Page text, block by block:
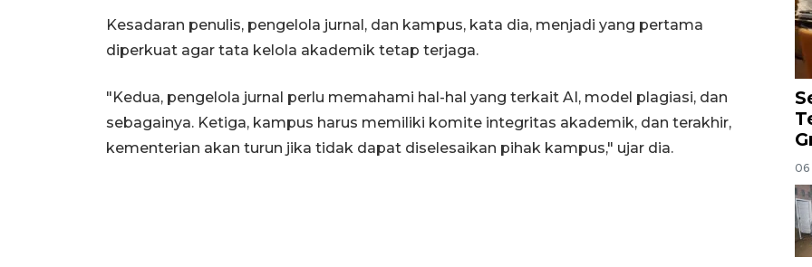
Kesadaran penulis, pengelola jurnal, dan kampus, kata dia, menjadi yang pertama
diperkuat agar tata kelola akademik tetap terjaga.
"Kedua, pengelola jurnal perlu memahami hal-hal yang terkait AI, model plagiasi, dan
sebagainya. Ketiga, kampus harus memiliki komite integritas akademik, dan terakhir,
kementerian akan turun jika tidak dapat diselesaikan pihak kampus," ujar dia.
06